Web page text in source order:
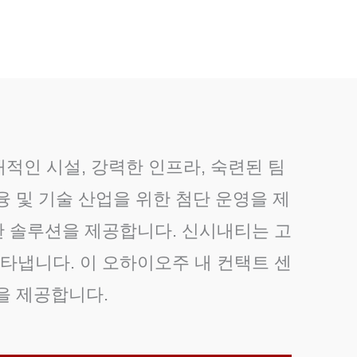
적인 시설, 강력한 인프라, 숙련된 팀
및 기술 산업을 위한 첨단 운영을 제
루션을 제공합니다. 신시내티는 고
냅니다. 이 오하이오주 내 컨택트 센
제공합니다.